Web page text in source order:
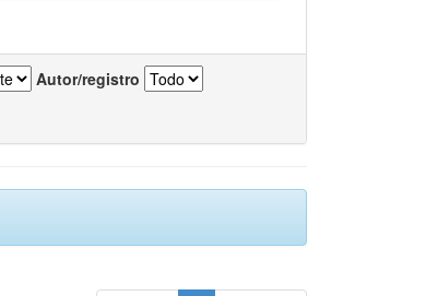
Autor/registro